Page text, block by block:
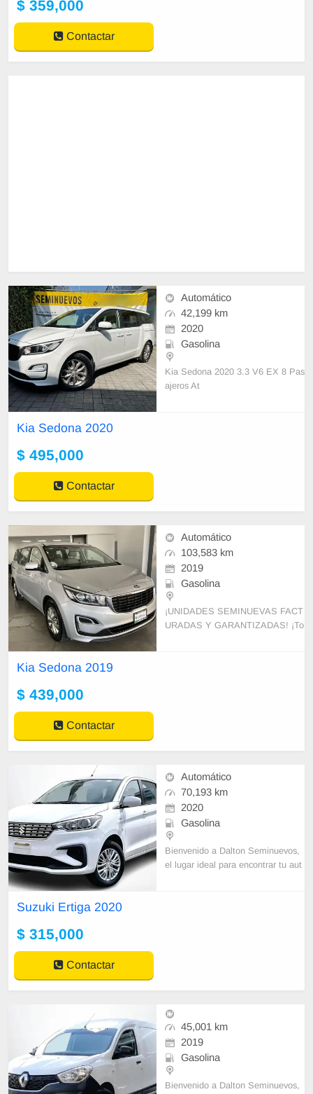
$ 359,000
Contactar
Automático
42,199 km
2020
Gasolina
Kia Sedona 2020 3.3 V6 EX 8 Pas
ajeros At
Kia Sedona 2020
$ 495,000
Contactar
Automático
103,583 km
2019
Gasolina
¡UNIDADES SEMINUEVAS FACT
URADAS Y GARANTIZADAS! ¡To
Kia Sedona 2019
$ 439,000
Contactar
Automático
70,193 km
2020
Gasolina
Bienvenido a Dalton Seminuevos,
el lugar ideal para encontrar tu aut
Suzuki Ertiga 2020
$ 315,000
Contactar
45,001 km
2019
Gasolina
Bienvenido a Dalton Seminuevos,